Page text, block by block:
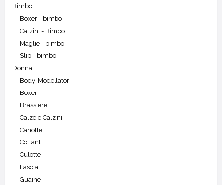
Bimbo
Boxer - bimbo
Calzini - Bimbo
Maglie - bimbo
Slip - bimbo
Donna
Body-Modellatori
Boxer
Brassiere
Calze e Calzini
Canotte
Collant
Culotte
Fascia
Guaine